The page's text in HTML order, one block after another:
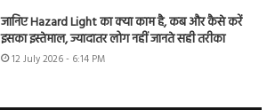
जानिए Hazard Light का क्या काम है, कब और कैसे करें
इसका इस्तेमाल, ज्यादातर लोग नहीं जानते सही तरीका
12 July 2026 - 6:14 PM